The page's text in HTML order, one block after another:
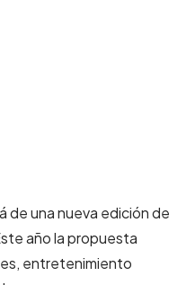
de una nueva edición de
año la propuesta
entretenimiento